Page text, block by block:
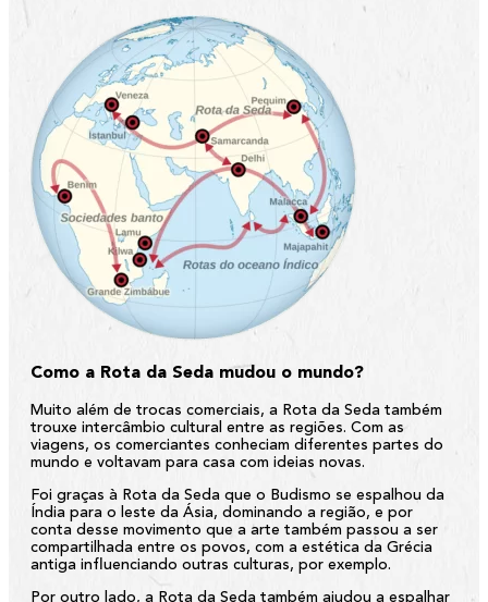
Como a Rota da Seda mudou o mundo?
Muito além de trocas comerciais, a Rota da Seda também
trouxe intercâmbio cultural entre as regiões. Com as
viagens, os comerciantes conheciam diferentes partes do
mundo e voltavam para casa com ideias novas.
Foi graças à Rota da Seda que o Budismo se espalhou da
Índia para o leste da Ásia, dominando a região, e por
conta desse movimento que a arte também passou a ser
compartilhada entre os povos, com a estética da Grécia
antiga influenciando outras culturas, por exemplo.
Por outro lado, a Rota da Seda também ajudou a espalhar